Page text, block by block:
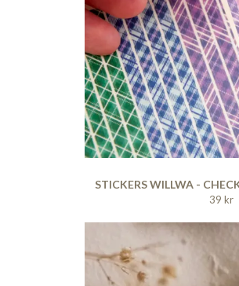
STICKERS WILLWA -
39 kr